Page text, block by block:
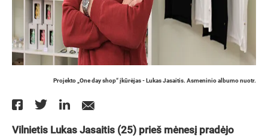
Projekto „One day shop“ įkūrėjas - Lukas Jasaitis. Asmeninio albumo nuotr.
Vilnietis Lukas Jasaitis (25) prieš mėnesį pradėjo